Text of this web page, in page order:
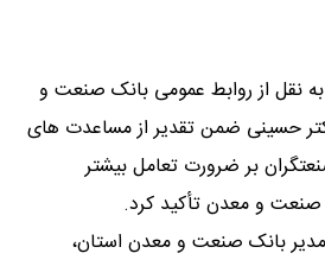
به نقل از روابط عمومی بانک صنعت و
حسینی ضمن تقدیر از مساعدت های
بر ضرورت تعامل بیشتر
صنعت و معدن تأکید کرد.
مدیر بانک صنعت و معدن استان،